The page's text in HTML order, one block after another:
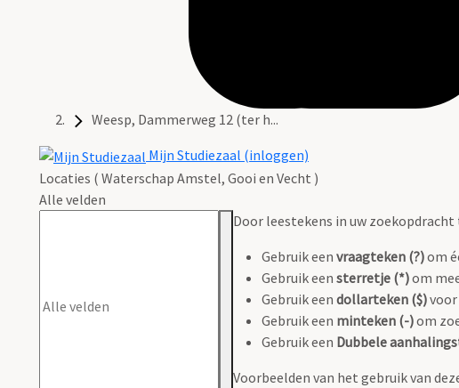
Weesp, Dammerweg 12 (ter h...
Mijn Studiezaal (inloggen)
Locaties ( Waterschap Amstel, Gooi en Vecht )
Alle velden
Door leestekens in uw
Gebruik een vraagteken (?)om
Gebruik een sterretje (*)om
Gebruik een dollarteken ($)
Gebruik een minteken (-)om
Gebruik een Dubbele
Voorbeelden van het gebruik van